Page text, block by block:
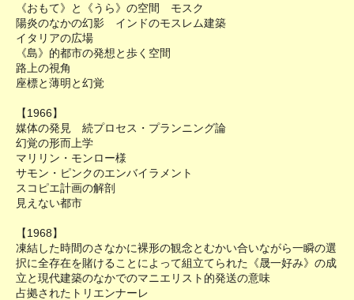
《おもて》と《うら》の空間 モスク
陽炎のなかの幻影 インドのモスレム建築
イタリアの広場
《島》的都市の発想と歩く空間
路上の視角
座標と薄明と幻覚
【1966】
媒体の発見 続プロセス・プランニング論
幻覚の形而上学
マリリン・モンロー様
サモン・ピンクのエンバイラメント
スコピエ計画の解剖
見えない都市
【1968】
凍結した時間のさなかに裸形の観念とむかい合いながら一瞬の選
択に全存在を賭けることによって組立てられた《晟一好み》の成
立と現代建築のなかでのマニエリスト的発送の意味
占拠されたトリエンナーレ